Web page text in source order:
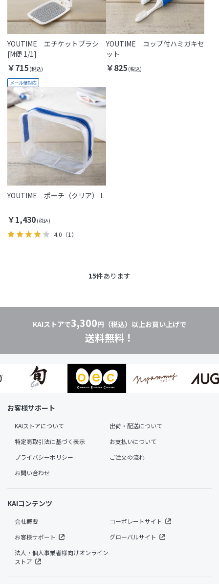
YOUTIME エチケットブラシ
[M便 1/1]
￥715
YOUTIME コップ付ハミガキセ
ット
￥825
YOUTIME ポーチ（クリア） L
￥1,430
4.0 （1）
15件あります
KAIストアで3,300円（税込）以上お買い上げで
送料無料！
お客様サポート
KAIストアについて
出荷・配送について
特定商取引法に基づく表示
お支払いについて
プライバシーポリシー
ご注文の流れ
お問い合わせ
KAIコンテンツ
会社概要
コーポレートサイト
お客様サポート
グローバルサイト
法人・個人事業者様向けオンライン
ストア